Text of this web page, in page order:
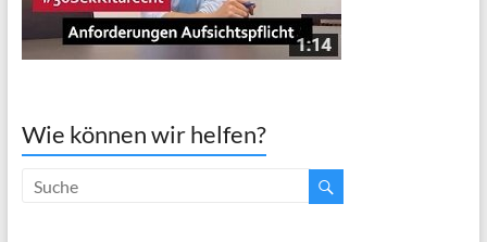
Wie können wir helfen?